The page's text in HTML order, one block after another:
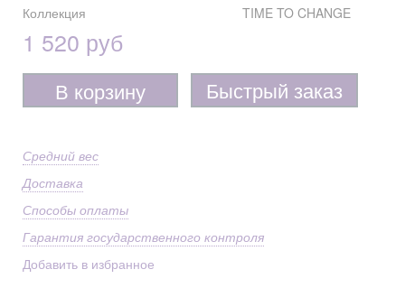
Коллекция
TIME TO CHANGE
1 520 руб
В корзину Быстрый заказ
Средний вес
Доставка
Способы оплаты
Гарантия государственного контроля
Добавить в избранное